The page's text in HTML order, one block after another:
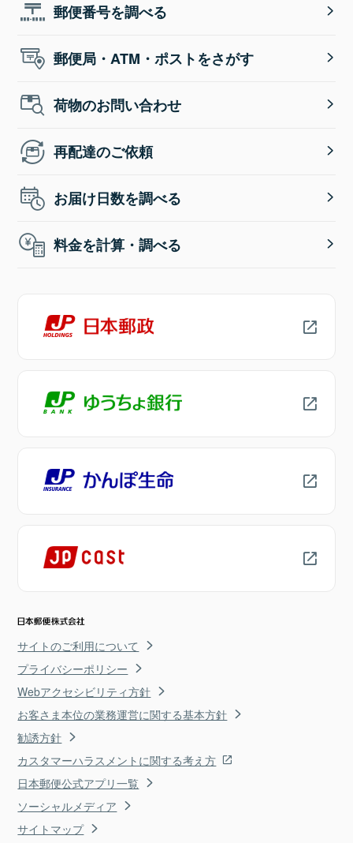
郵便番号を調べる
郵便局・ATM・ポストをさがす
荷物のお問い合わせ
再配達のご依頼
お届け日数を調べる
料金を計算・調べる
サイトのご利用について
プライバシーポリシー
Webアクセシビリティ方針
お客さま本位の業務運営に関する基本方針
勧誘方針
カスタマーハラスメントに関する考え方
日本郵便公式アプリ一覧
ソーシャルメディア
サイトマップ